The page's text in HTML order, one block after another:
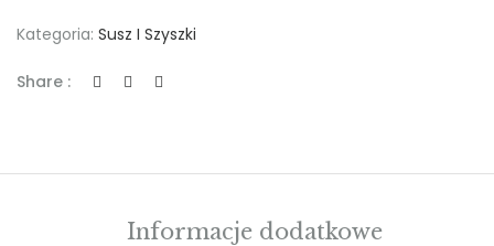
Kategoria: Susz I Szyszki
Share :
Informacje dodatkowe